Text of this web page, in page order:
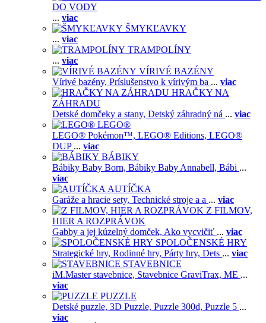
DO VODY
... viac
ŠMYKĽAVKY
... viac
TRAMPOLÍNY
... viac
VÍRIVÉ BAZÉNY
Vírivé bazény, Príslušenstvo k vírivým ba ... viac
HRAČKY NA
ZÁHRADU
Detské domčeky a stany, Detský záhradný ná ... viac
LEGO®
LEGO® Pokémon™, LEGO® Editions, LEGO®
DUP ... viac
BÁBIKY
Bábiky Baby Born, Bábiky Baby Annabell, Bábi ...
viac
AUTÍČKA
Garáže a hracie sety, Technické stroje a a ... viac
Z FILMOV,
HIER A ROZPRÁVOK
Gabby a jej kúzelný domček, Ako vycvičiť ... viac
SPOLOČENSKÉ HRY
Strategické hry, Rodinné hry, Párty hry, Dets ... viac
STAVEBNICE
iM.Master stavebnice, Stavebnice GraviTrax, ME ...
viac
PUZZLE
Detské puzzle, 3D Puzzle, Puzzle 300d, Puzzle 5 ...
viac